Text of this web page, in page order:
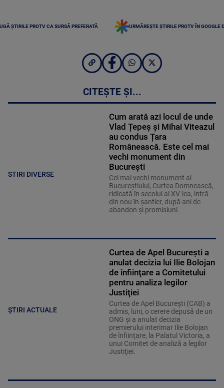
ȘTIRILE PROTV CA SURSĂ PREFERATĂ URMĂREȘTE ȘTIRILE PROTV ÎN GOOGLE
CITEȘTE ȘI...
STIRI DIVERSE
Cum arată azi locul de unde
Vlad Țepeș și Mihai Viteazul
au condus Țara
Românească. Este cel mai
vechi monument din
București
Cel mai vechi monument al
Bucureștiului, Curtea Domnească,
ridicată în secolul al XV-lea, intră
din nou în șantier, după ani de
abandon și promisiuni.
ȘTIRI ACTUALE
Curtea de Apel Bucureşti a
anulat decizia lui Ilie Bolojan
de înfiinţare a Comitetului
pentru analiza legilor
Justiţiei
Curtea de Apel Bucureşti (CAB) a
admis, luni, o cerere depusă de un
ONG şi a anulat decizia
premierului interimar Ilie Bolojan
de înfiinţare, la Palatul Victoria, a
unui Comitet de analiză a legilor
Justiţiei.